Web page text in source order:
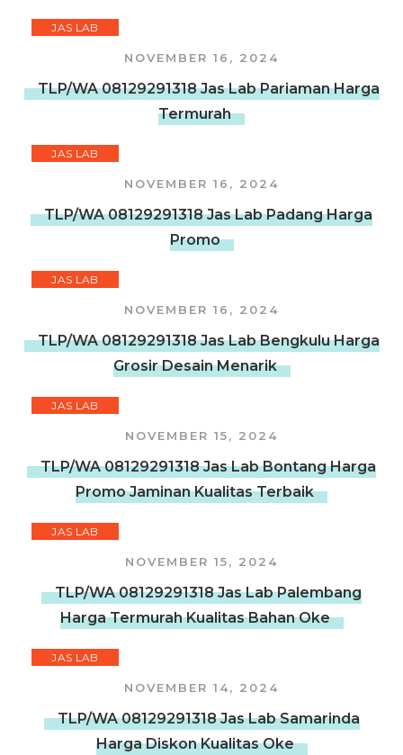
JAS LAB
NOVEMBER 16, 2024
TLP/WA 08129291318 Jas Lab Pariaman Harga
Termurah
JAS LAB
NOVEMBER 16, 2024
TLP/WA 08129291318 Jas Lab Padang Harga
Promo
JAS LAB
NOVEMBER 16, 2024
TLP/WA 08129291318 Jas Lab Bengkulu Harga
Grosir Desain Menarik
JAS LAB
NOVEMBER 15, 2024
TLP/WA 08129291318 Jas Lab Bontang Harga
Promo Jaminan Kualitas Terbaik
JAS LAB
NOVEMBER 15, 2024
TLP/WA 08129291318 Jas Lab Palembang
Harga Termurah Kualitas Bahan Oke
JAS LAB
NOVEMBER 14, 2024
TLP/WA 08129291318 Jas Lab Samarinda
Harga Diskon Kualitas Oke